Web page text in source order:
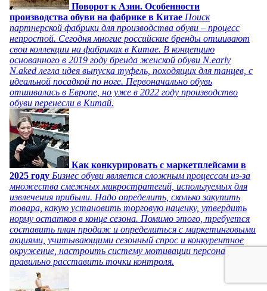
Поворот к Азии. Особенности
производства обуви на фабрике в Китае Поиск
партнерской фабрики для производства обуви – процесс
непростой. Сегодня многие российские бренды отшивают
свои коллекции на фабриках в Китае. В концепцию
основанного в 2019 году бренда женской обуви N.early
N.aked легла идея выпуска туфель, походящих для танцев, с
идеальной посадкой по ноге. Первоначально обувь
отшивалась в Европе, но уже в 2022 году производство
обуви перенесли в Китай.
Как конкурировать с маркетплейсами в
2025 году Бизнес обуви является сложным процессом из-за
множества смежных микростратегий, используемых для
извлечения прибыли. Надо определить, сколько закупить
товара, какую установить торговую наценку, утвердить
норму остатков в конце сезона. Помимо этого, требуется
составить план продаж и определиться с маркетинговыми
акциями, учитывающими сезонный спрос и конкурентное
окружение, настроить систему мотивации персонала и
правильно расставить точки контроля.